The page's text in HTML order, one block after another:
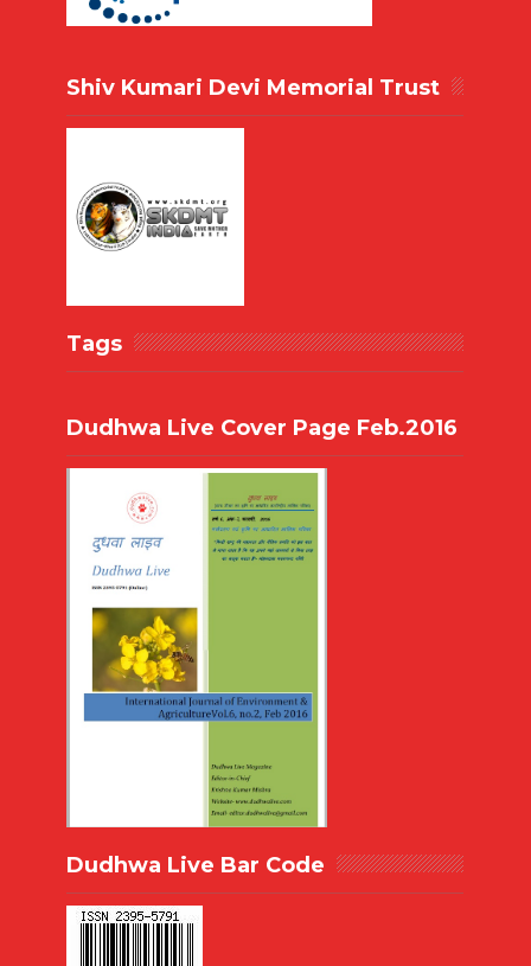
Shiv Kumari Devi Memorial Trust
Tags
Dudhwa Live Cover Page Feb.2016
Dudhwa Live Bar Code